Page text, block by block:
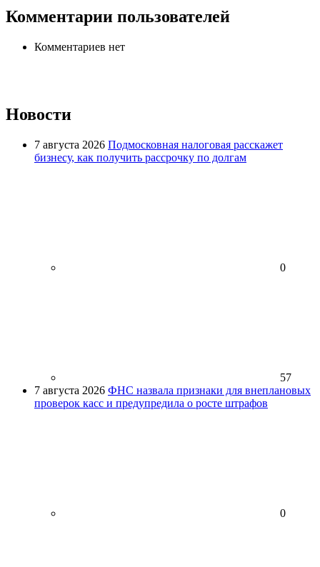
Комментарии пользователей
Комментариев нет
Новости
7 августа 2026 Подмосковная налоговая расскажет
бизнесу, как получить рассрочку по долгам
0
57
7 августа 2026 ФНС назвала признаки для внеплановых
проверок касс и предупредила о росте штрафов
0